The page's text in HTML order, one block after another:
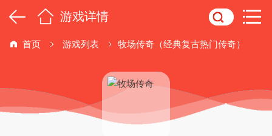
游戏详情
首页 游戏列表 牧场传奇（经典复古热门传奇）